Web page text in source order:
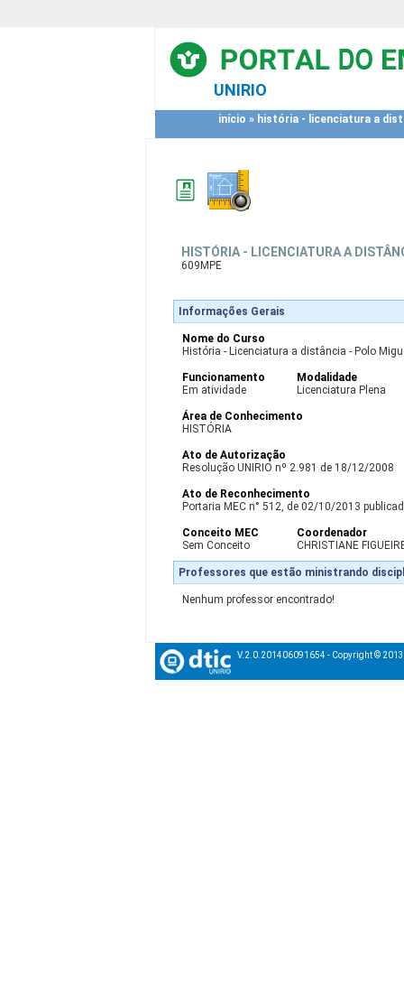
UNIRIO
início » história - licenciatura a
HISTÓRIA - LICENCIATURA A
609MPE
Informações Gerais
Nome do Curso
História - Licenciatura a distância - Polo
Funcionamento
Em atividade
Modalidade
Licenciatura Plena
Área de Conhecimento
HISTÓRIA
Ato de Autorização
Resolução UNIRIO nº 2.981 de 18/12/2008
Ato de Reconhecimento
Portaria MEC n° 512, de 02/10/2013
Conceito MEC
Sem Conceito
Coordenador
CHRISTIANE
Professores que estão ministrando
Nenhum professor encontrado!
V.2.0.201406091654 - Copyright ©